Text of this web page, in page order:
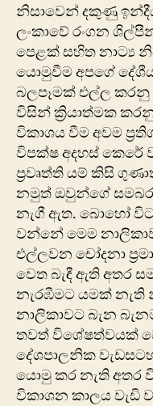
නිසාවෙන් දකුණු
ලංකාවේ රංගන
පෙළක් සහිත නාට්‍ය
යොමුවීම අ‍පගේ
බලපෑමක් එල්ල කරනු
විසින් ක්‍රියාත්මක
විකාශය වීම අවම
විපක්ෂ අදහස් කෙරේ
ප්‍රවෘත්ති යම් කිසි
නමුත් ඔවුන්ගේ සමබර
නැගී ඇත. බොහෝ විට
වන්නේ මෙම
එල්ලවන චෝදනා
වෙත බැඳී ඇති අතර
නැරඹීමට යමක්
නාලිකාවට බැන
තවත් විශේෂත්වයක්
දේශපාලනික
යොමු කර නැති අතර
විකාශන කාලය වැඩි